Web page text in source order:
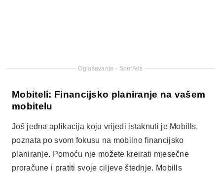
razumijevanje vašeg novčanog toka.
Dakle, ako tražite aplikaciju koja vam pomaže
uštedjeti novac, Mobills je izvrsna alternativa. Da
biste je koristili, jednostavno je preuzmite iz Trgovine
više jasnoće o tome gdje trošite svoj novac i pomoći
će vam da prilagodite svoje potrošačke navike.